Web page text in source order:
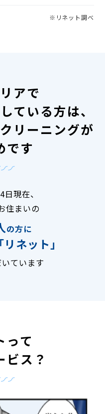
※リネット調べ
アで
ている方は、
リーニングが
です
現在、
住まいの
の方に
「リネット」
ています
って
ビス？